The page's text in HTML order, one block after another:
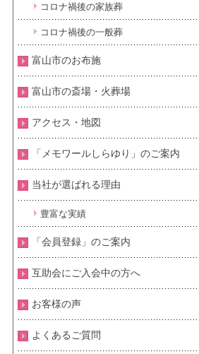
コロナ禍後の家族葬
コロナ禍後の一般葬
富山市のお布施
富山市の斎場・火葬場
アクセス・地図
「メモワールしらゆり」のご案内
当社が選ばれる理由
豊富な実績
「会員登録」のご案内
互助会にご入会中の方へ
お客様の声
よくあるご質問